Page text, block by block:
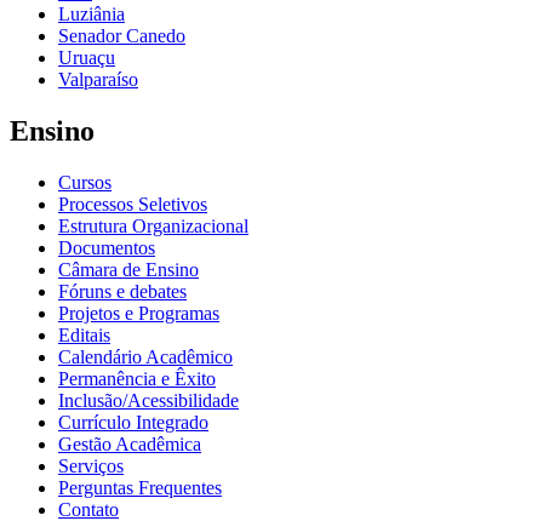
Luziânia
Senador Canedo
Uruaçu
Valparaíso
Ensino
Cursos
Processos Seletivos
Estrutura Organizacional
Documentos
Câmara de Ensino
Fóruns e debates
Projetos e Programas
Editais
Calendário Acadêmico
Permanência e Êxito
Inclusão/Acessibilidade
Currículo Integrado
Gestão Acadêmica
Serviços
Perguntas Frequentes
Contato